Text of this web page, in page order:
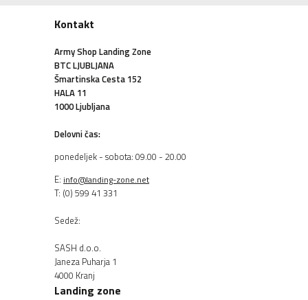
Kontakt
Army Shop Landing Zone
BTC LJUBLJANA
Šmartinska Cesta 152
HALA 11
1000 Ljubljana
Delovni čas:
ponedeljek - sobota: 09.00 - 20.00
E: info@landing-zone.net
T: (0) 599 41 331
Sedež:
SASH d.o.o.
Janeza Puharja 1
4000 Kranj
Landing zone